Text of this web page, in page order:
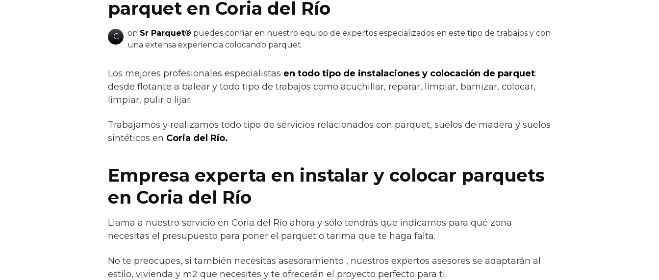
parquet en Coria del Río
C on Sr Parquet® puedes confiar en nuestro equipo de expertos especializados en este tipo de trabajos y con
una extensa experiencia colocando parquet.
Los mejores profesionales especialistas en todo tipo de instalaciones y colocación de parquet:
desde flotante a balear y todo tipo de trabajos como acuchillar, reparar, limpiar, barnizar, colocar,
limpiar, pulir o lijar.
Trabajamos y realizamos todo tipo de servicios relacionados con parquet, suelos de madera y suelos
sintéticos en Coria del Río.
Empresa experta en instalar y colocar parquets
en Coria del Río
Llama a nuestro servicio en Coria del Río ahora y sólo tendrás que indicarnos para qué zona
necesitas el presupuesto para poner el parquet o tarima que te haga falta.
No te preocupes, si también necesitas asesoramiento , nuestros expertos asesores se adaptarán al
estilo, vivienda y m2 que necesites y te ofrecerán el proyecto perfecto para ti.